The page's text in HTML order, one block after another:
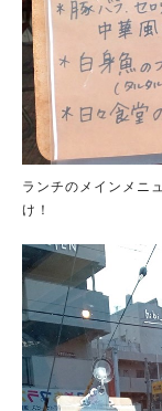
ランチのメインメニ
け！